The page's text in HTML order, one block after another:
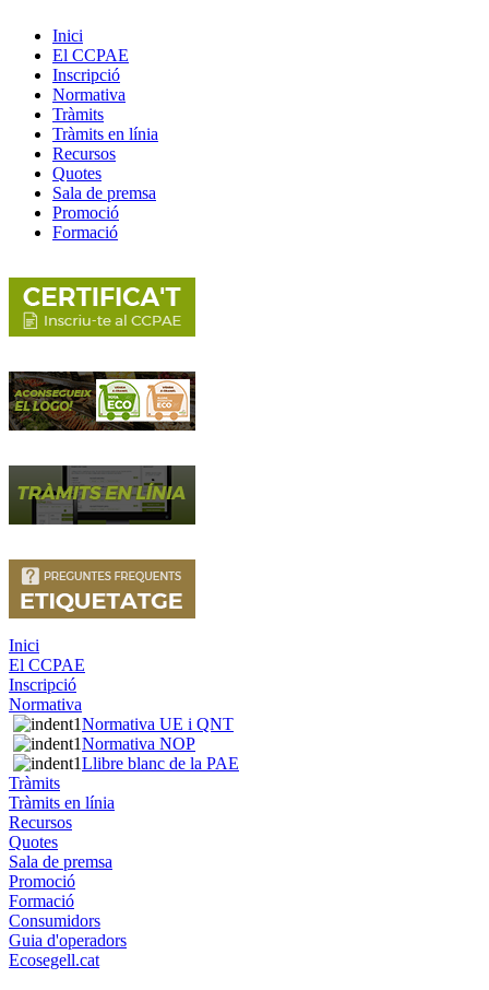
Inici
El CCPAE
Inscripció
Normativa
Tràmits
Tràmits en línia
Recursos
Quotes
Sala de premsa
Promoció
Formació
Inici
El CCPAE
Inscripció
Normativa
Normativa UE i QNT
Normativa NOP
Llibre blanc de la PAE
Tràmits
Tràmits en línia
Recursos
Quotes
Sala de premsa
Promoció
Formació
Consumidors
Guia d'operadors
Ecosegell.cat